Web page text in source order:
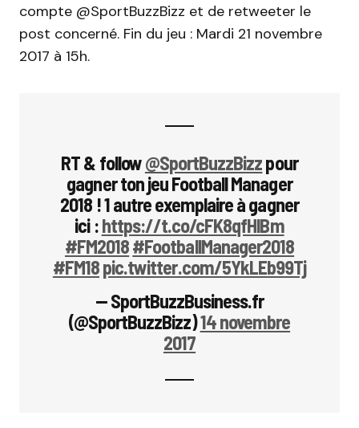
compte @SportBuzzBizz et de retweeter le
post concerné. Fin du jeu : Mardi 21 novembre
2017 à 15h.
RT & follow@SportBuzzBizzpour
gagner ton jeu Football Manager
2018 ! 1 autre exemplaire à gagner
ici :https://t.co/cFK8qfHlBm
#FM2018#FootballManager2018
#FM18pic.twitter.com/5YkLEb99Tj
— SportBuzzBusiness.fr
(@SportBuzzBizz)14 novembre
2017